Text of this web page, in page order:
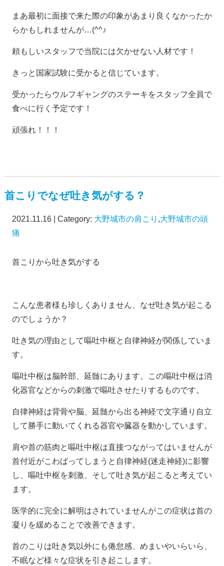
まあ最初に面接で来た際の印象があまり良くなかったか
らかもしれませんが…(^^♪
頼もしいスタッフで当院には欠かせない人材です！
きっと国家試験に受かると信じています。
受かったらウルフギャングのステーキをスタッフ全員で
食べに行く予定です！
頑張れ！！！
首こりでなぜ吐き気がする？
2021.11.16 | Category: 大野城市の肩こり ,大野城市の頭
痛
首こりから吐き気がする
こんな患者様も珍しくありません、なぜ吐き気が起こる
のでしょうか？
吐き気の理由として嘔吐中枢と自律神経が関係していま
す。
嘔吐中枢は脳幹部、延髄にあります。この嘔吐中枢は消
化器官などからの刺激で嘔吐させたりするものです。
自律神経は背骨や脳、延髄から出る神経で文字通り自立
して勝手に動いてくれる器官や臓器を動かしています。
肩や首の筋肉と嘔吐中枢は直接つながってはいませんが
首付近がこわばってしまうと自律神経(迷走神経)に影響
し、嘔吐中枢を刺激、そして吐き気が起こると考えてい
ます。
医学的に完全に解明はされていませんがこの症状は首の
凝りを緩めることで改善できます。
首のこりは吐き気以外にも倦怠感、めまいやいらいら、
不眠など様々な症状を引き起こします。